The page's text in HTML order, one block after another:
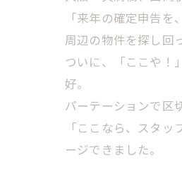
「来年の確定申告
周辺の物件を探し回
ついに、「ここや！
好。
パーテーションで区
「ここなら、スタ
ージできました。